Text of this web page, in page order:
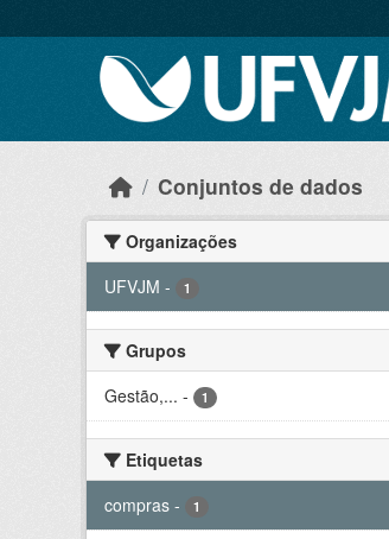
Conjuntos de dados
Organizações
UFVJM - 1
Grupos
Gestão,... - 1
Etiquetas
compras - 1